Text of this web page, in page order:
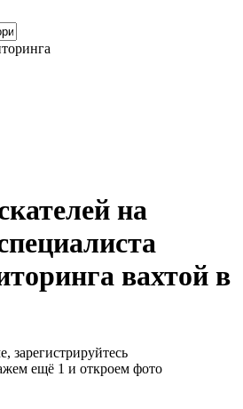
на
вахтой в
зарегистрируйтесь
ещё 1 и откроем фото